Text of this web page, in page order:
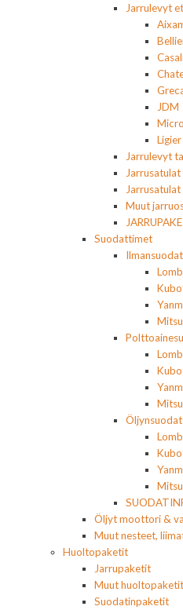
Jarrulevyt
JDM
Ligier
Jarrulevyt
Jarrusatulat
Muut
Suodattimet
Öljyt moottori &
Muut nesteet,
Huoltopaketit
Jarrupaketit
Muut huoltopaketit
Suodatinpaketit